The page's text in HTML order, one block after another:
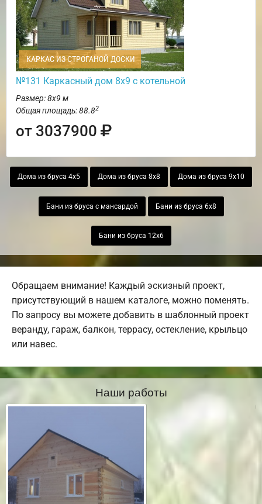
КАРКАС ИЗ СТРОГАНОЙ ДОСКИ
№131 Каркасный дом 8х9 с котельной
Размер: 8х9 м
Общая площадь: 88.82
от 3037900
Дома из бруса 4х5 Дома из бруса 8х8 Дома из бруса 9х10
Бани из бруса с мансардой Бани из бруса 6х8
Бани из бруса 12х6
Обращаем внимание! Каждый эскизный проект,
присутствующий в нашем каталоге, можно поменять.
По запросу вы можете добавить в шаблонный проект
веранду, гараж, балкон, террасу, остекление, крыльцо
или навес.
Наши работы